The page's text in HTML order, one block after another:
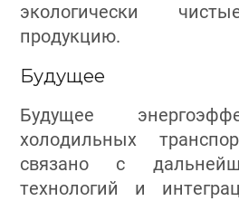
экологически
продукцию.
Будущее
Будущее
холодильных
связано с
технологий и